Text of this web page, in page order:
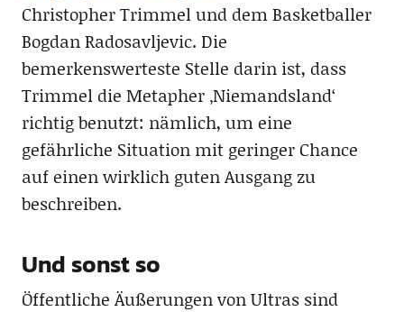
Christopher Trimmel und dem Basketballer
Bogdan Radosavljevic. Die
bemerkenswerteste Stelle darin ist, dass
Trimmel die Metapher ‚Niemandsland‘
richtig benutzt: nämlich, um eine
gefährliche Situation mit geringer Chance
auf einen wirklich guten Ausgang zu
beschreiben.
Und sonst so
Öffentliche Äußerungen von Ultras sind